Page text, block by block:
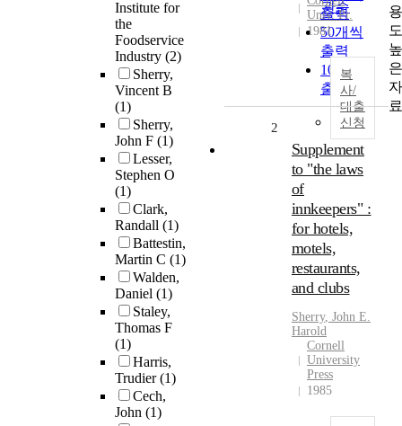
Institute for
the
Foodservice
Industry (2)
Sherry,
Vincent B
(1)
Sherry,
John F (1)
Lesser,
Stephen O
(1)
Clark,
Randall (1)
Battestin,
Martin C (1)
Walden,
Daniel (1)
Staley,
Thomas F
(1)
Harris,
Trudier(1)
Cech,
John (1)
관순
출력
50개씩
출력
100개씩
출력
Univ. Pr.
1981
복
사/
대출
신청
2
Supplement
to "the laws
of
innkeepers" :
for hotels,
motels,
restaurants,
and clubs
Sherry, John E.
Harold
Cornell
University
Press
1985
용
도
높
은
자
료